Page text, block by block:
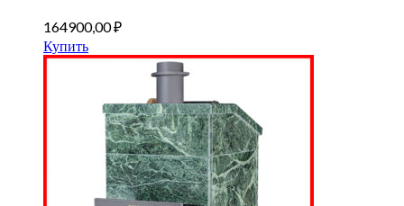
164900,00₽
Купить